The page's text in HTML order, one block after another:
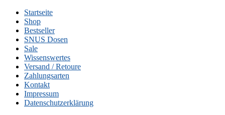
Startseite
Shop
Bestseller
SNUS Dosen
Sale
Wissenswertes
Versand / Retoure
Zahlungsarten
Kontakt
Impressum
Datenschutzerklärung